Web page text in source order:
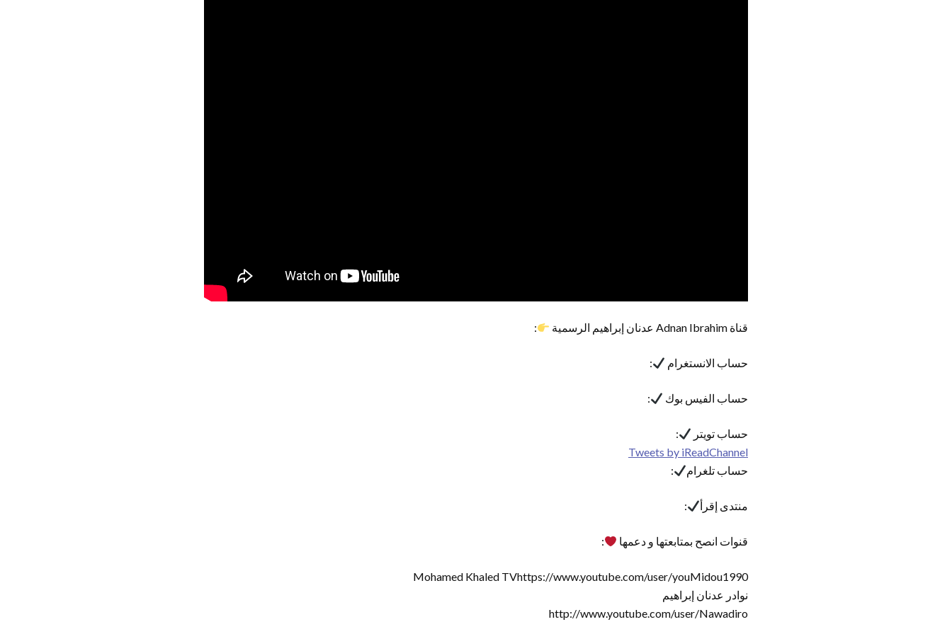
قناة Adnan Ibrahim عدنان إبراهيم الرسمية :
حساب الانستغرام :
حساب الفيس بوك :
حساب تويتر
:
Tweets by iReadChannel
حساب تلغرام
:
منتدى إقرأ :
قنوات انصح بمتابعتها و دعمها :
Mohamed Khaled TVhttps://www.youtube.com/user/youMidou1990
نوادر عدنان إبراهيم
http://www.youtube.com/user/Nawadiro